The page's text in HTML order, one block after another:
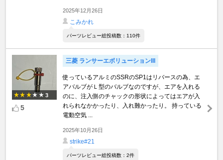
2025年12月26日
こみかれ
パーツレビュー総投稿数：110件
3
5
三菱 ランサーエボリューションIII
使っているアルミのSSRのSP1はリバースの為、エ
アバルブがＬ型のバルブなのですが、エアを入れる
のに、注入側のチャックの形状によってはエアが入
れられなかかったり、入れ難かったり。 持っている
電動空気 ...
2025年10月26日
strike#21
パーツレビュー総投稿数：2件